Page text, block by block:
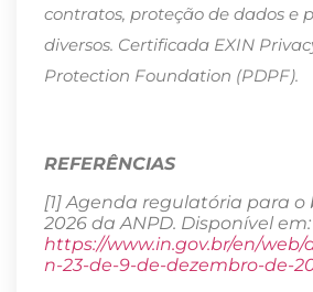
contratos, proteção de dados e
diversos. Certificada EXIN
Protection Foundation (PDPF).
REFERÊNCIAS
[1] Agenda regulatória para o
2026 da ANPD. Disponível em:
https://www.in.gov.br/en/web/
n-23-de-9-de-dezembro-de-